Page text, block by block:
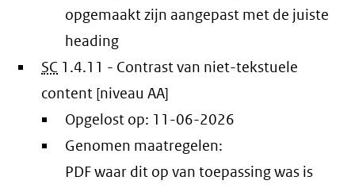
opgemaakt zijn aangepast met de juiste
heading
SC 1.4.11 - Contrast van niet-tekstuele
content [niveau AA]
Opgelost op: 11-06-2026
Genomen maatregelen:
PDF waar dit op van toepassing was is